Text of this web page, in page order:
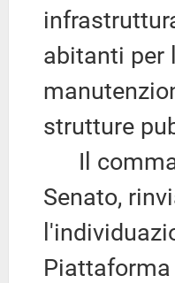
abitanti per
strutture
Il
Senato,